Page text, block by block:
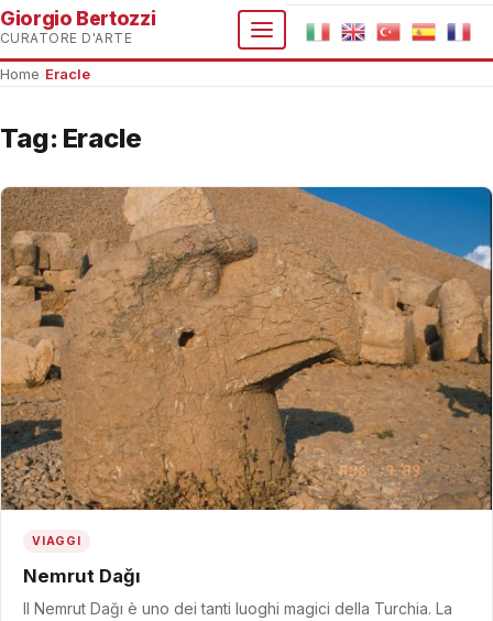
Giorgio Bertozzi
CURATORE D'ARTE
Home Eracle
Tag: Eracle
VIAGGI
Nemrut Dağı
Il Nemrut Dağı è uno dei tanti luoghi magici della Turchia. La